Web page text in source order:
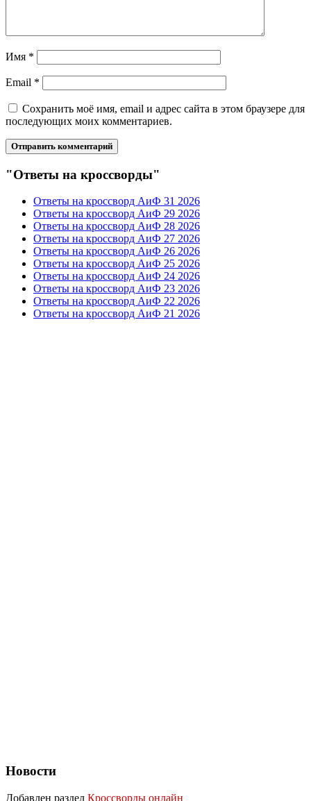
Имя *
Email *
Сохранить моё имя, email и адрес сайта в этом браузере для
последующих моих комментариев.
"Ответы на кроссворды"
Ответы на кроссворд АиФ 31 2026
Ответы на кроссворд АиФ 29 2026
Ответы на кроссворд АиФ 28 2026
Ответы на кроссворд АиФ 27 2026
Ответы на кроссворд АиФ 26 2026
Ответы на кроссворд АиФ 25 2026
Ответы на кроссворд АиФ 24 2026
Ответы на кроссворд АиФ 23 2026
Ответы на кроссворд АиФ 22 2026
Ответы на кроссворд АиФ 21 2026
Новости
Добавлен раздел Кроссворды онлайн